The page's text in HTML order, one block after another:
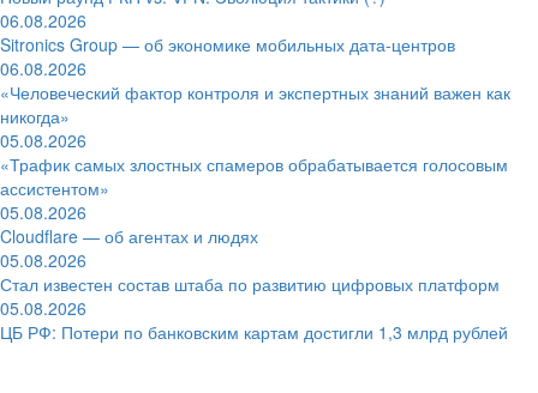
06.08.2026
Sitronics Group — об экономике мобильных дата-центров
06.08.2026
«Человеческий фактор контроля и экспертных знаний важен как
никогда»
05.08.2026
«Трафик самых злостных спамеров обрабатывается голосовым
ассистентом»
05.08.2026
Cloudflare — об агентах и людях
05.08.2026
Стал известен состав штаба по развитию цифровых платформ
05.08.2026
ЦБ РФ: Потери по банковским картам достигли 1,3 млрд рублей